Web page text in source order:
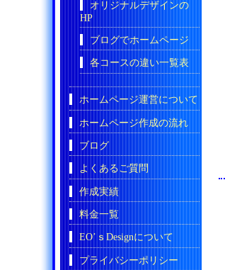
オリジナルデザインの
HP
ブログでホームページ
各コースの違い一覧表
ホームページ運営について
ホームページ作成の流れ
ブログ
よくあるご質問
作成実績
料金一覧
EO’ｓDesignについて
プライバシーポリシー